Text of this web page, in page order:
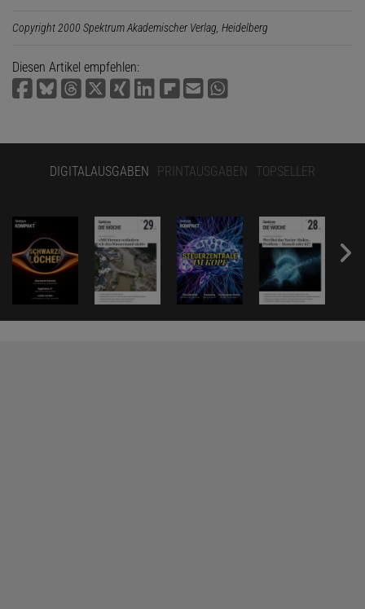
Copyright 2000 Spektrum Akademischer Verlag, Heidelberg
Diesen Artikel empfehlen:
DIGITALAUSGABEN PRINTAUSGABEN TOPSELLER